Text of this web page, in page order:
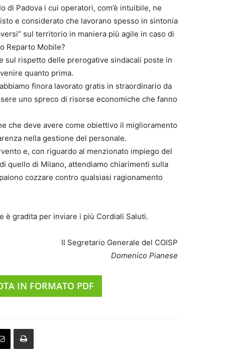
di Padova i cui operatori, com’è intuibile, ne
e considerato che lavorano spesso in sintonia
sul territorio in maniera più agile in caso di
Reparto Mobile?
sul rispetto delle prerogative sindacali poste in
quanto prima.
finora lavorato gratis in straordinario da
uno spreco di risorse economiche che fanno
che deve avere come obiettivo il miglioramento
nella gestione del personale.
e, con riguardo al menzionato impiego del
quello di Milano, attendiamo chiarimenti sulla
cozzare contro qualsiasi ragionamento
è gradita per inviare i più Cordiali Saluti.
Il Segretario Generale del COISP
Domenico Pianese
IN FORMATO PDF